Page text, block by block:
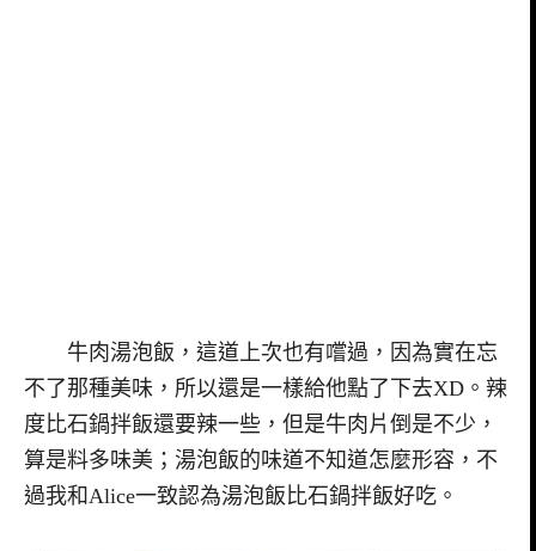
牛肉湯泡飯，這道上次也有嚐過，因為實在忘
不了那種美味，所以還是一樣給他點了下去XD。辣
度比石鍋拌飯還要辣一些，但是牛肉片倒是不少，
算是料多味美；湯泡飯的味道不知道怎麼形容，不
過我和Alice一致認為湯泡飯比石鍋拌飯好吃。